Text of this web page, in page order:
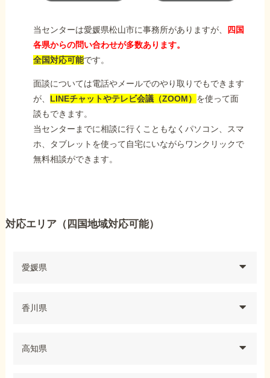
当センターは愛媛県松山市に事務所がありますが、
四国
各県からの問い合わせが多数あります。
全国対応可能です。
面談については電話やメールでのやり取りでもできます
が、 LINEチャットやテレビ会議（ZOOM） を使って面
談もできます。
当センターまでに相談に行くこともなくパソコン、スマ
ホ、タブレットを使って自宅にいながらワンクリックで
無料相談ができます。
対応エリア（四国地域対応可能）
愛媛県
香川県
高知県